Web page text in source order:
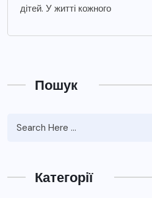
дітей. У житті кожного
Пошук
Категорії